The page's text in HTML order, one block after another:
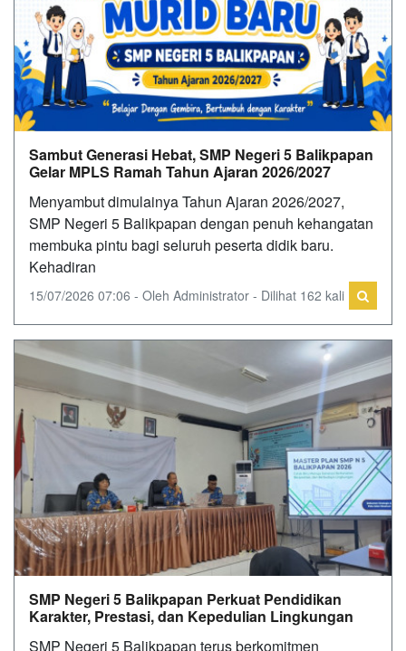
Sambut Generasi Hebat, SMP Negeri 5 Balikpapan
Gelar MPLS Ramah Tahun Ajaran 2026/2027
Menyambut dimulainya Tahun Ajaran 2026/2027,
SMP Negeri 5 Balikpapan dengan penuh kehangatan
membuka pintu bagi seluruh peserta didik baru.
Kehadiran
15/07/2026 07:06 - Oleh Administrator - Dilihat 162 kali
SMP Negeri 5 Balikpapan Perkuat Pendidikan
Karakter, Prestasi, dan Kepedulian Lingkungan
SMP Negeri 5 Balikpapan terus berkomitmen